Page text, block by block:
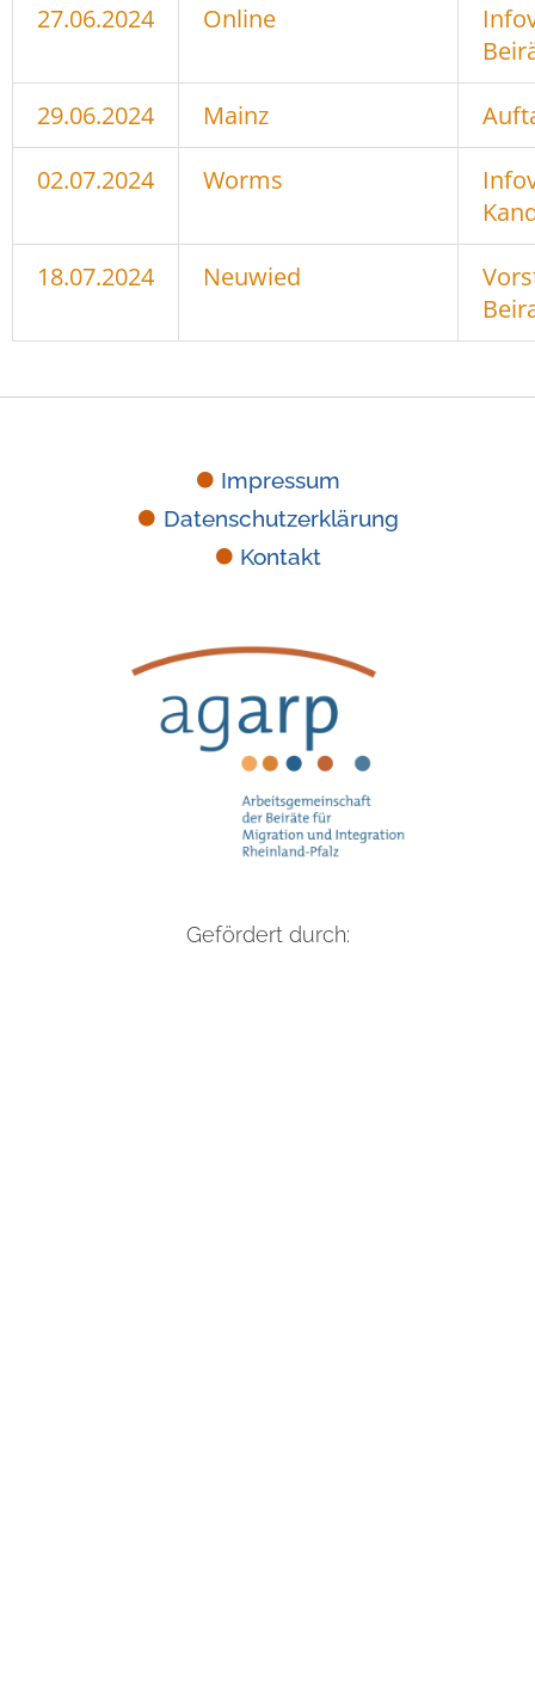
27.06.2024 Online
29.06.2024
Mainz
02.07.2024
Worms
18.07.2024
Neuwied
Impressum
Datenschutzerklärung
Kontakt
Gefördert durch: